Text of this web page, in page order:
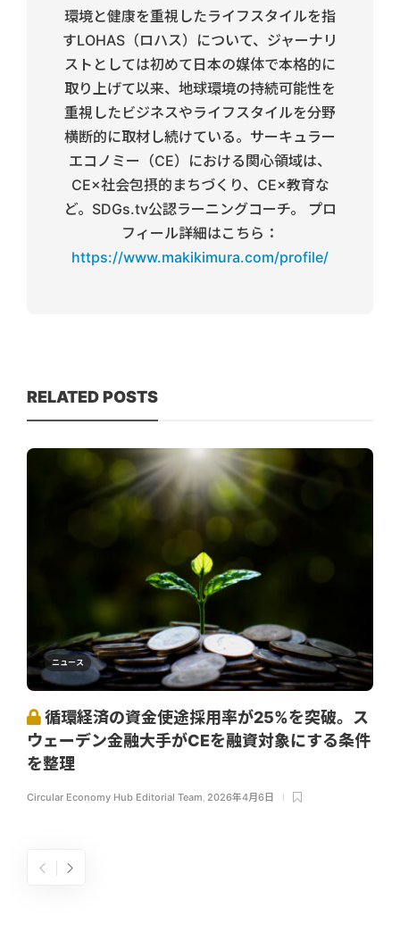
環境と健康を重視したライフスタイルを指
すLOHAS（ロハス）について、ジャーナリ
ストとしては初めて日本の媒体で本格的に
取り上げて以来、地球環境の持続可能性を
重視したビジネスやライフスタイルを分野
横断的に取材し続けている。サーキュラー
エコノミー（CE）における関心領域は、
CE×社会包摂的まちづくり、CE×教育な
ど。SDGs.tv公認ラーニングコーチ。 プロ
フィール詳細はこちら：
https://www.makikimura.com/profile/
RELATED POSTS
ニュース
循環経済の資金使途採用率が25%を突破。ス
ウェーデン金融大手がCEを融資対象にする条件
を整理
Circular Economy Hub Editorial Team, 2026年4月6日